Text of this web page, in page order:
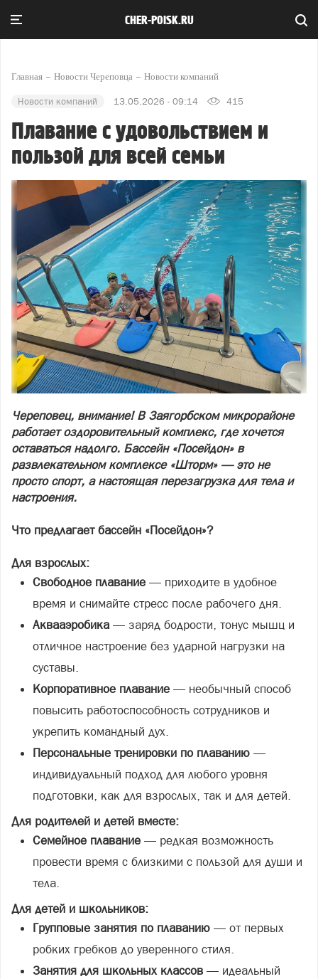
CHER-POISK.RU
Главная Новости Череповца Новости компаний
Новости компаний 13.05.2026 - 09:14 415
Плавание с удовольствием и
пользой для всей семьи
Череповец, внимание! В Заягорбском микрорайоне
работает оздоровительный комплекс, где хочется
оставаться надолго. Бассейн «Посейдон» в
развлекательном комплексе «Шторм» — это не
просто спорт, а настоящая перезагрузка для тела и
настроения.
Что предлагает бассейн «Посейдон»?
Для взрослых:
Свободное плавание — приходите в удобное
время и снимайте стресс после рабочего дня.
Аквааэробика — заряд бодрости, тонус мышц и
отличное настроение без ударной нагрузки на
суставы.
Корпоративное плавание — необычный способ
повысить работоспособность сотрудников и
укрепить командный дух.
Персональные тренировки по плаванию —
индивидуальный подход для любого уровня
подготовки, как для взрослых, так и для детей.
Для родителей и детей вместе:
Семейное плавание — редкая возможность
провести время с близкими с пользой для души и
тела.
Для детей и школьников:
Групповые занятия по плаванию — от первых
робких гребков до уверенного стиля.
Занятия для школьных классов — идеальный